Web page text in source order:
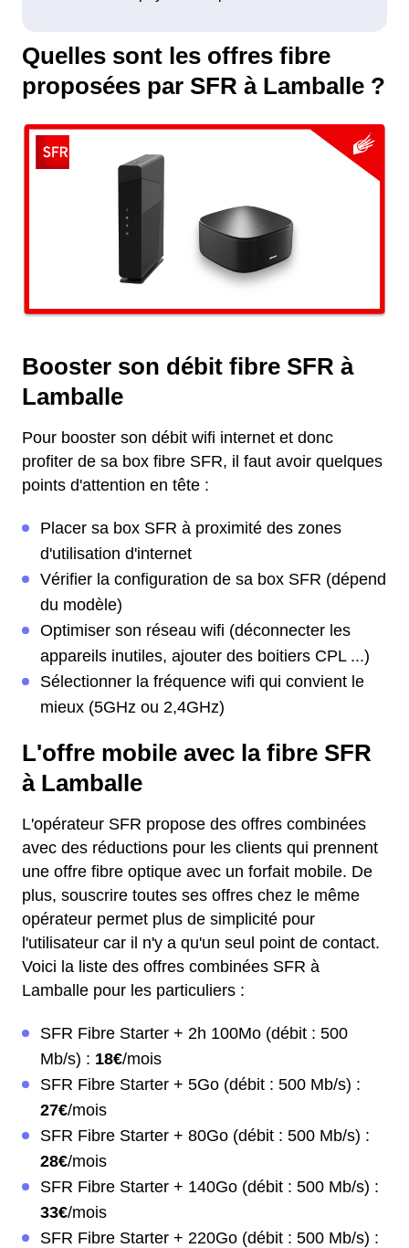
Quelles sont les offres fibre
proposées par SFR à Lamballe ?
Booster son débit fibre SFR à
Lamballe
Pour booster son débit wifi internet et donc
profiter de sa box fibre SFR, il faut avoir quelques
points d'attention en tête :
Placer sa box SFR à proximité des zones
d'utilisation d'internet
Vérifier la configuration de sa box SFR (dépend
du modèle)
Optimiser son réseau wifi (déconnecter les
appareils inutiles, ajouter des boitiers CPL ...)
Sélectionner la fréquence wifi qui convient le
mieux (5GHz ou 2,4GHz)
L'offre mobile avec la fibre SFR
à Lamballe
L'opérateur SFR propose des offres combinées
avec des réductions pour les clients qui prennent
une offre fibre optique avec un forfait mobile. De
plus, souscrire toutes ses offres chez le même
opérateur permet plus de simplicité pour
l'utilisateur car il n'y a qu'un seul point de contact.
Voici la liste des offres combinées SFR à
Lamballe pour les particuliers :
SFR Fibre Starter + 2h 100Mo (débit : 500
Mb/s) : 18€/mois
SFR Fibre Starter + 5Go (débit : 500 Mb/s) :
27€/mois
SFR Fibre Starter + 80Go (débit : 500 Mb/s) :
28€/mois
SFR Fibre Starter + 140Go (débit : 500 Mb/s) :
33€/mois
SFR Fibre Starter + 220Go (débit : 500 Mb/s) :